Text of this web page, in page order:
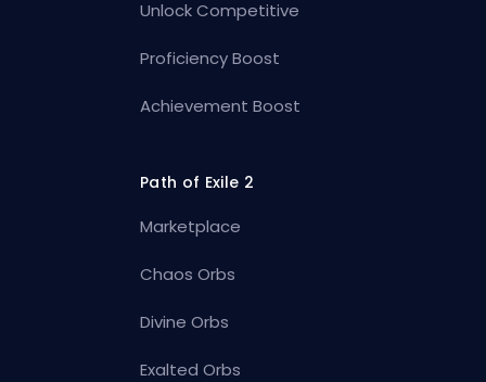
Unlock Competitive
Proficiency Boost
Achievement Boost
Path of Exile 2
Marketplace
Chaos Orbs
Divine Orbs
Exalted Orbs